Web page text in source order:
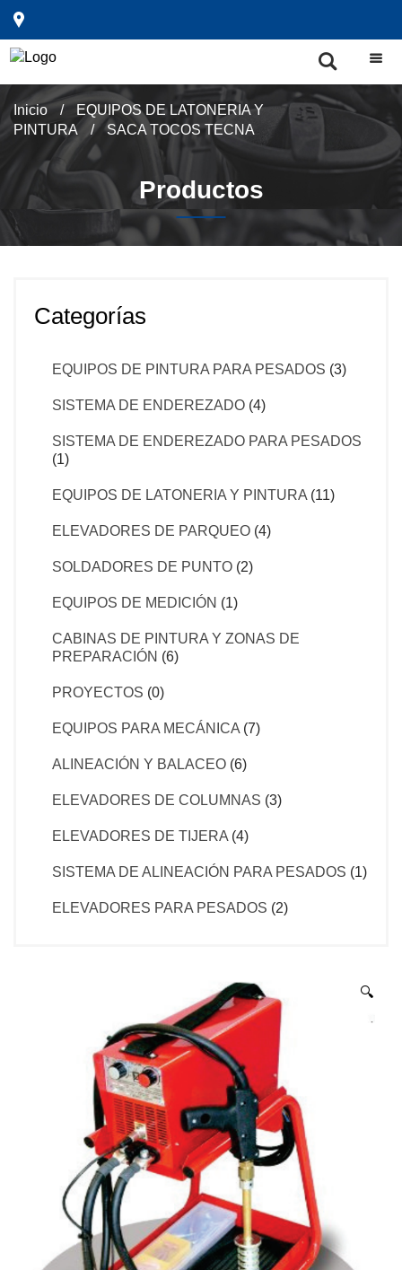
Inicio /
EQUIPOS DE LATONERIA Y
PINTURA
/ SACA TOCOS TECNA
Productos
Categorías
EQUIPOS DE PINTURA PARA PESADOS (3)
SISTEMA DE ENDEREZADO (4)
SISTEMA DE ENDEREZADO PARA PESADOS
(1)
EQUIPOS DE LATONERIA Y PINTURA (11)
ELEVADORES DE PARQUEO (4)
SOLDADORES DE PUNTO (2)
EQUIPOS DE MEDICIÓN (1)
CABINAS DE PINTURA Y ZONAS DE
PREPARACIÓN (6)
PROYECTOS (0)
EQUIPOS PARA MECÁNICA (7)
ALINEACIÓN Y BALACEO (6)
ELEVADORES DE COLUMNAS (3)
ELEVADORES DE TIJERA (4)
SISTEMA DE ALINEACIÓN PARA PESADOS (1)
ELEVADORES PARA PESADOS (2)
🔍